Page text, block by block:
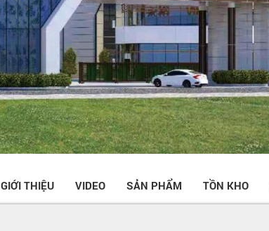
GIỚI THIỆU VIDEO SẢN PHẨM TỒN KHO